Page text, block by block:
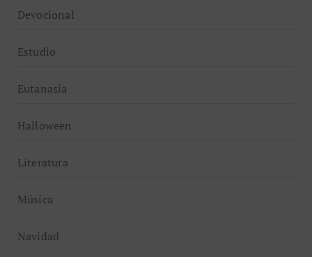
Devocional
Estudio
Eutanasia
Halloween
Literatura
Música
Navidad